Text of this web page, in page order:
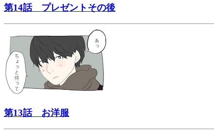
第14話 プレゼントその後
第13話 お洋服